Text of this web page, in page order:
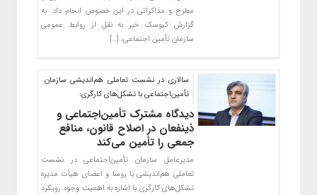
مطرح و مذاکراتی در این خصوص انجام داد. به
گزارش کیوسک خبر به نقل از روابط عمومی
سازمان تأمین اجتماعی، […]
سالاری در نشست تعاملی هم‌اندیشی سازمان
تأمین‌اجتماعی با تشکل‌های کارگری:
دیدگاه مشترک تأمین‌اجتماعی و
ذینفعان در اصلاح قانون، منافع
جمعی را تأمین می‌کند
مدیرعامل سازمان تأمین‌اجتماعی در نشست
تعاملی هم‌اندیشی با روسا و اعضای هیأت مدیره
تشکل‌های کارگری با اشاره به اهمیت وجود رویکرد